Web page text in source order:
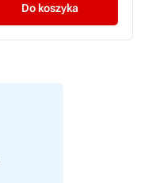
Do koszyka